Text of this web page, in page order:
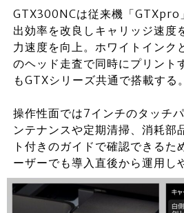
GTX300NCは従来機「GTXpro
出効率を改良しキャリッジ速度
力速度を向上。ホワイトインク
のヘッド走査で同時にプリント
もGTXシリーズ共通で搭載する。
操作性面では7インチのタッチ
ンテナンスや定期清掃、消耗部
ト付きのガイドで確認できるた
ーザーでも導入直後から運用し